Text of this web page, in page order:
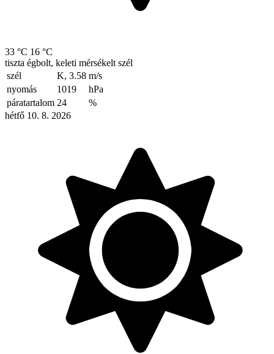
33 °C 16 °C
tiszta égbolt, keleti mérsékelt szél
szél
K, 3.58 m/s
nyomás
1019
hPa
páratartalom 24
%
hétfő 10. 8. 2026